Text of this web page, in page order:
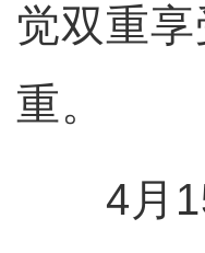
觉双重
重。
4月15